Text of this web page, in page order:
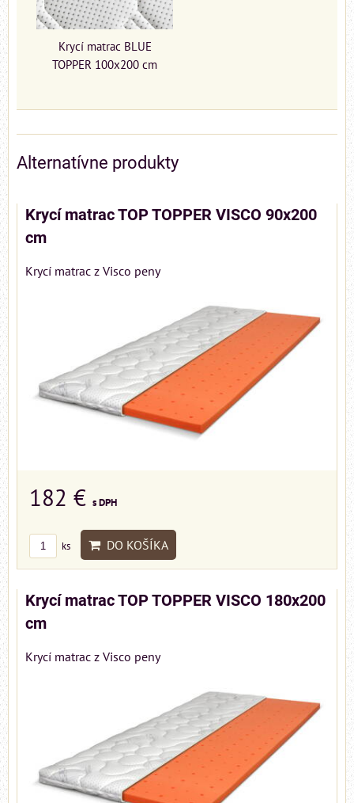
Krycí matrac BLUE
TOPPER 100x200 cm
Alternatívne produkty
Krycí matrac TOP TOPPER VISCO 90x200
cm
Krycí matrac z Visco peny
182 € s DPH
ks DO KOŠÍKA
Krycí matrac TOP TOPPER VISCO 180x200
cm
Krycí matrac z Visco peny